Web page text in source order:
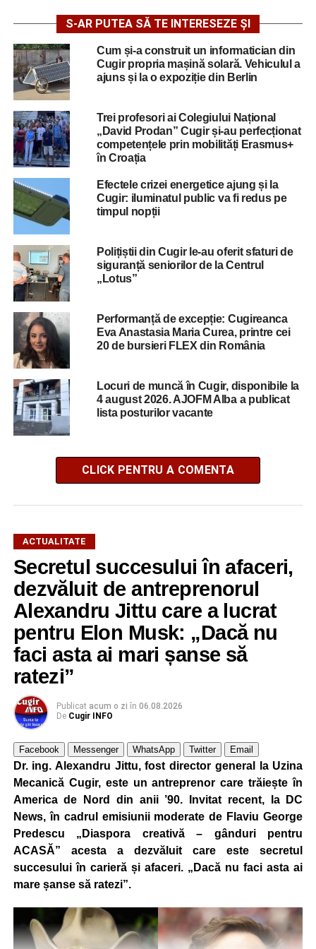
S-AR PUTEA SĂ TE INTERESEZE ȘI
Cum și-a construit un informatician din
Cugir propria mașină solară. Vehiculul a
ajuns și la o expoziție din Berlin
Trei profesori ai Colegiului Național
„David Prodan” Cugir și-au perfecționat
competențele prin mobilități Erasmus+
în Croația
Efectele crizei energetice ajung și la
Cugir: iluminatul public va fi redus pe
timpul nopții
Polițiștii din Cugir le-au oferit sfaturi de
siguranță seniorilor de la Centrul
„Lotus”
Performanță de excepție: Cugireanca
Eva Anastasia Maria Curea, printre cei
20 de bursieri FLEX din România
Locuri de muncă în Cugir, disponibile la
4 august 2026. AJOFM Alba a publicat
lista posturilor vacante
CLICK PENTRU A COMENTA
ACTUALITATE
Secretul succesului în afaceri,
dezvăluit de antreprenorul
Alexandru Jittu care a lucrat
pentru Elon Musk: „Dacă nu
faci asta ai mari șanse să
ratezi”
Publicat acum o zi în 06.08.2026
De Cugir INFO
Facebook Messenger WhatsApp Twitter Email
Dr. ing. Alexandru Jittu, fost director general la Uzina
Mecanică Cugir, este un antreprenor care trăiește în
America de Nord din anii ’90. Invitat recent, la DC
News, în cadrul emisiunii moderate de Flaviu George
Predescu „Diaspora creativă – gânduri pentru
ACASĂ” acesta a dezvăluit care este secretul
succesului în carieră și afaceri. „Dacă nu faci asta ai
mare șanse să ratezi”.